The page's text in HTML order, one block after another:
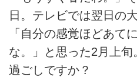
日。テレビでは翌日の
「自分の感覚ほどあて
な。」と思った2月上
過ごしですか？